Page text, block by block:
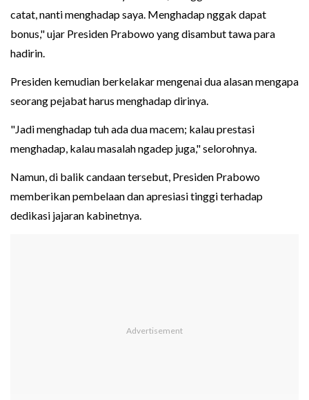
catat, nanti menghadap saya. Menghadap nggak dapat
bonus," ujar Presiden Prabowo yang disambut tawa para
hadirin.
Presiden kemudian berkelakar mengenai dua alasan mengapa
seorang pejabat harus menghadap dirinya.
"Jadi menghadap tuh ada dua macem; kalau prestasi
menghadap, kalau masalah ngadep juga," selorohnya.
Namun, di balik candaan tersebut, Presiden Prabowo
memberikan pembelaan dan apresiasi tinggi terhadap
dedikasi jajaran kabinetnya.